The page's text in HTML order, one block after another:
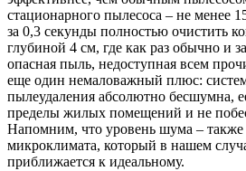
стационарного пылесоса – не менее
за 0,3 секунды полностью очистить
глубиной 4 см, где как раз обычно и
опасная пыль, недоступная всем
еще один немаловажный плюс:
пылеудаления абсолютно бесшумна,
пределы жилых помещений и не
Напомним, что уровень шума –
микроклимата, который в нашем
приближается к идеальному.